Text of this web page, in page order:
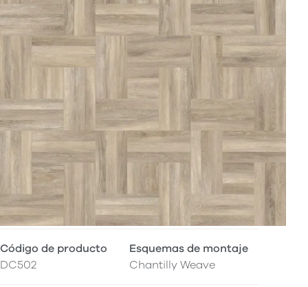
Código de producto
DC502
Esquemas de montaje
Chantilly Weave